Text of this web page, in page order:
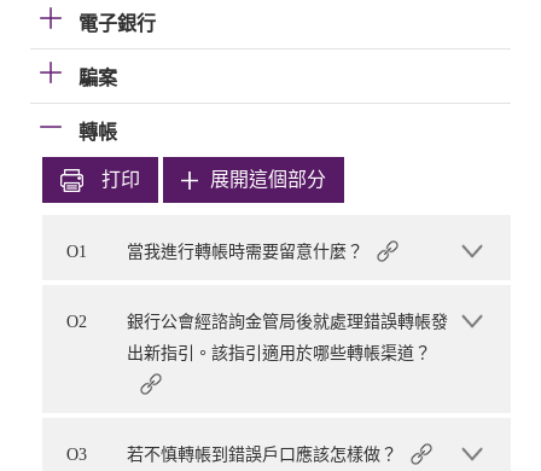
電子銀行
騙案
轉帳
打印 展開這個部分
O1 當我進行轉帳時需要留意什麼？
O2
銀行公會經諮詢金管局後就處理錯誤轉帳發
出新指引。該指引適用於哪些轉帳渠道？
O3 若不慎轉帳到錯誤戶口應該怎樣做？